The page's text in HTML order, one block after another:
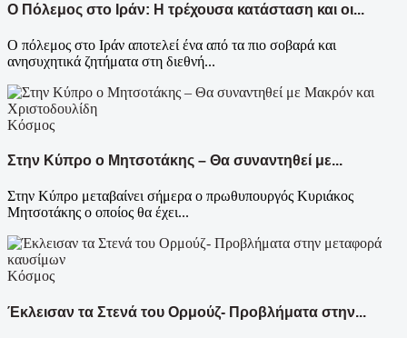
Ο Πόλεμος στο Ιράν: Η τρέχουσα κατάσταση και οι...
Ο πόλεμος στο Ιράν αποτελεί ένα από τα πιο σοβαρά και
ανησυχητικά ζητήματα στη διεθνή...
Κόσμος
Στην Κύπρο ο Μητσοτάκης – Θα συναντηθεί με...
Στην Κύπρο μεταβαίνει σήμερα ο πρωθυπουργός Κυριάκος
Μητσοτάκης ο οποίος θα έχει...
Κόσμος
Έκλεισαν τα Στενά του Ορμούζ- Προβλήματα στην...